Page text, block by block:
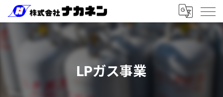
LPガス事業